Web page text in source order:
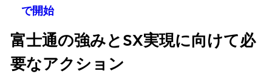
で開始
富士通の強みとSX実現に向けて必
要なアクション